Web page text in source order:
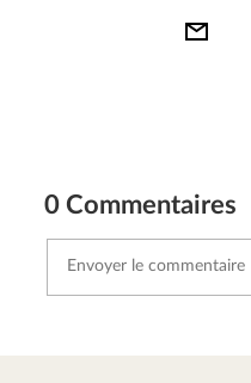
0 Commentaires